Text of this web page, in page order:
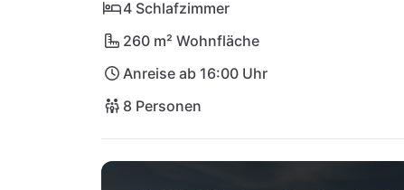
4 Schlafzimmer
260 m² Wohnfläche
Anreise ab 16:00 Uhr
8 Personen